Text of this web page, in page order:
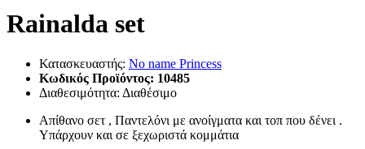
Rainalda set
Κατασκευαστής: No name Princess
Κωδικός Προϊόντος: 10485
Διαθεσιμότητα: Διαθέσιμο
Απίθανο σετ , Παντελόνι με ανοίγματα και τοπ που δένει .
Υπάρχουν και σε ξεχωριστά κομμάτια